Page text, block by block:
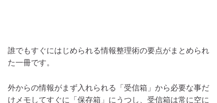
誰でもすぐにはじめられる情報整理術の要点がまとめられ
た一冊です。
外からの情報がまず入れられる「受信箱」から必要な事だ
けメモしてすぐに「保存箱」にうつし、受信箱は常に空に